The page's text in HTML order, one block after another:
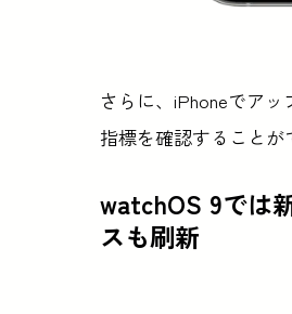
さらに、iPhoneでア
指標を確認することが
watchOS 9では
スも刷新